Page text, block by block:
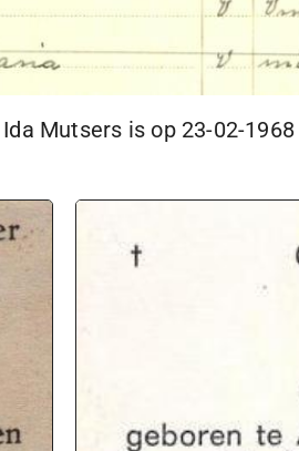
Mutsers is op 23-02-1968